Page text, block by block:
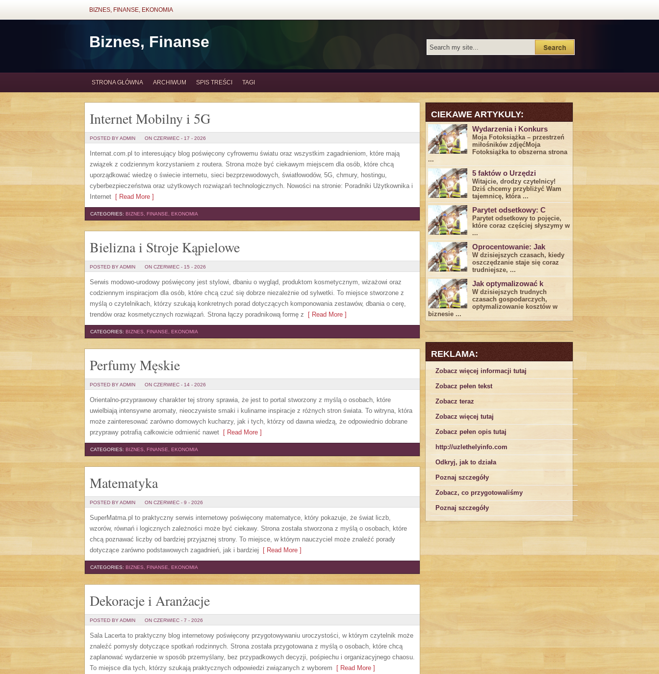
BIZNES, FINANSE, EKONOMIA
Biznes, Finanse
STRONA GŁÓWNA ARCHIWUM SPIS TREŚCI TAGI
Internet Mobilny i 5G
POSTED BY ADMIN ON CZERWIEC - 17 - 2026
Internat.com.pl to interesujący blog poświęcony cyfrowemu światu oraz wszystkim zagadnieniom, które mają
związek z codziennym korzystaniem z routera. Strona może być ciekawym miejscem dla osób, które chcą
uporządkować wiedzę o świecie internetu, sieci bezprzewodowych, światłowodów, 5G, chmury, hostingu,
cyberbezpieczeństwa oraz użytkowych rozwiązań technologicznych. Nowości na stronie: Poradniki Użytkownika i
Internet [ Read More ]
CATEGORIES: BIZNES, FINANSE, EKONOMIA
Bielizna i Stroje Kąpielowe
POSTED BY ADMIN ON CZERWIEC - 15 - 2026
Serwis modowo-urodowy poświęcony jest stylowi, dbaniu o wygląd, produktom kosmetycznym, wizażowi oraz
codziennym inspiracjom dla osób, które chcą czuć się dobrze niezależnie od sylwetki. To miejsce stworzone z
myślą o czytelnikach, którzy szukają konkretnych porad dotyczących komponowania zestawów, dbania o cerę,
trendów oraz kosmetycznych rozwiązań. Strona łączy poradnikową formę z [ Read More ]
CATEGORIES: BIZNES, FINANSE, EKONOMIA
Perfumy Męskie
POSTED BY ADMIN ON CZERWIEC - 14 - 2026
Orientalno-przyprawowy charakter tej strony sprawia, że jest to portal stworzony z myślą o osobach, które
uwielbiają intensywne aromaty, nieoczywiste smaki i kulinarne inspiracje z różnych stron świata. To witryna, która
może zainteresować zarówno domowych kucharzy, jak i tych, którzy od dawna wiedzą, że odpowiednio dobrane
przyprawy potrafią całkowicie odmienić nawet [ Read More ]
CATEGORIES: BIZNES, FINANSE, EKONOMIA
Matematyka
POSTED BY ADMIN ON CZERWIEC - 9 - 2026
SuperMatma.pl to praktyczny serwis internetowy poświęcony matematyce, który pokazuje, że świat liczb,
wzorów, równań i logicznych zależności może być ciekawy. Strona została stworzona z myślą o osobach, które
chcą poznawać liczby od bardziej przyjaznej strony. To miejsce, w którym nauczyciel może znaleźć porady
dotyczące zarówno podstawowych zagadnień, jak i bardziej [ Read More ]
CATEGORIES: BIZNES, FINANSE, EKONOMIA
Dekoracje i Aranżacje
POSTED BY ADMIN ON CZERWIEC - 7 - 2026
Sala Lacerta to praktyczny blog internetowy poświęcony przygotowywaniu uroczystości, w którym czytelnik może
znaleźć pomysły dotyczące spotkań rodzinnych. Strona została przygotowana z myślą o osobach, które chcą
zaplanować wydarzenie w sposób przemyślany, bez przypadkowych decyzji, pośpiechu i organizacyjnego chaosu.
To miejsce dla tych, którzy szukają praktycznych odpowiedzi związanych z wyborem [ Read More ]
CIEKAWE ARTYKULY:
Wydarzenia i Konkurs
Moja Fotoksiążka – przestrzeń
miłośników zdjęćMoja
Fotoksiążka to obszerna strona
...
5 faktów o Urzędzi
Witajcie, drodzy czytelnicy!
Dziś chcemy przybliżyć ⁣Wam ​
tajemnicę,⁤ która ...
Parytet odsetkowy: C
Parytet odsetkowy to pojęcie,
które coraz częściej słyszymy w
...
Oprocentowanie: Jak
W dzisiejszych czasach, kiedy
‍oszczędzanie​ staje się coraz
trudniejsze,⁣ ...
Jak optymalizować k
W dzisiejszych trudnych⁤
czasach gospodarczych,
optymalizowanie ‌kosztów w
biznesie ...
REKLAMA:
Zobacz więcej informacji tutaj
Zobacz pełen tekst
Zobacz teraz
Zobacz więcej tutaj
Zobacz pełen opis tutaj
http://uzlethelyinfo.com
Odkryj, jak to działa
Poznaj szczegóły
Zobacz, co przygotowaliśmy
Poznaj szczegóły